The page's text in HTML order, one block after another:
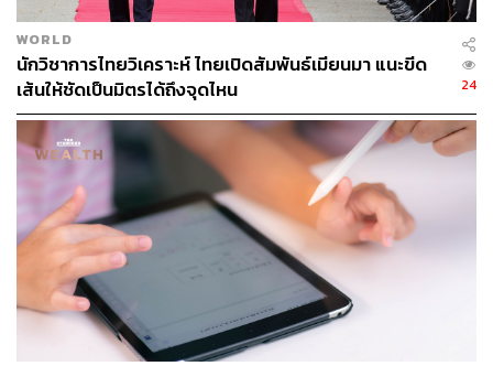
ร่วมกับหลักสูตรที่เกี่ยวข้องกับ IMF และธนาคาร ADB
นายกฯ เล มิญ ฮึงจึงมีความเป็นชนชั้นนำเวียดนามรุ่นใหม่ที่
ผสมผสานทั้งภูมิหลังทางการเมืองของครอบครัว การได้รับ
ความไว้วางใจจากพรรคฯ และพื้นฐานการศึกษาด้าน
เศรษฐศาสตร์ในต่างประเทศ นับเป็นความลงตัวของผู้นำ
เวียดนามสายเทคโนแครต ในยุคที่มีความขัดแย้งเชิง
ภูมิรัฐศาสตร์ของมหาอำนาจเข้มข้นมากขึ้น เวียดนามจะต้อง
บริหารความสัมพันธ์กับสหรัฐฯ จีน ญี่ปุ่น อินเดีย เกาหลีใต้
และประเทศอื่นๆ ท่ามกลางการทำสงครามการค้า การแยก
ห่วงโซ่อุปทาน (Decoupling) การเปลี่ยนสู่เศรษฐกิจ AI
economy และการจัดการความเสี่ยงด้านการเงินและ
เศรษฐกิจมหภาค เป็นต้น
WORLD
นักวิชาการไทยวิเคราะห์ ไทยเปิดสัมพันธ์เมียนมา แนะขีด
เส้นให้ชัดเป็นมิตรได้ถึงจุดไหน
24